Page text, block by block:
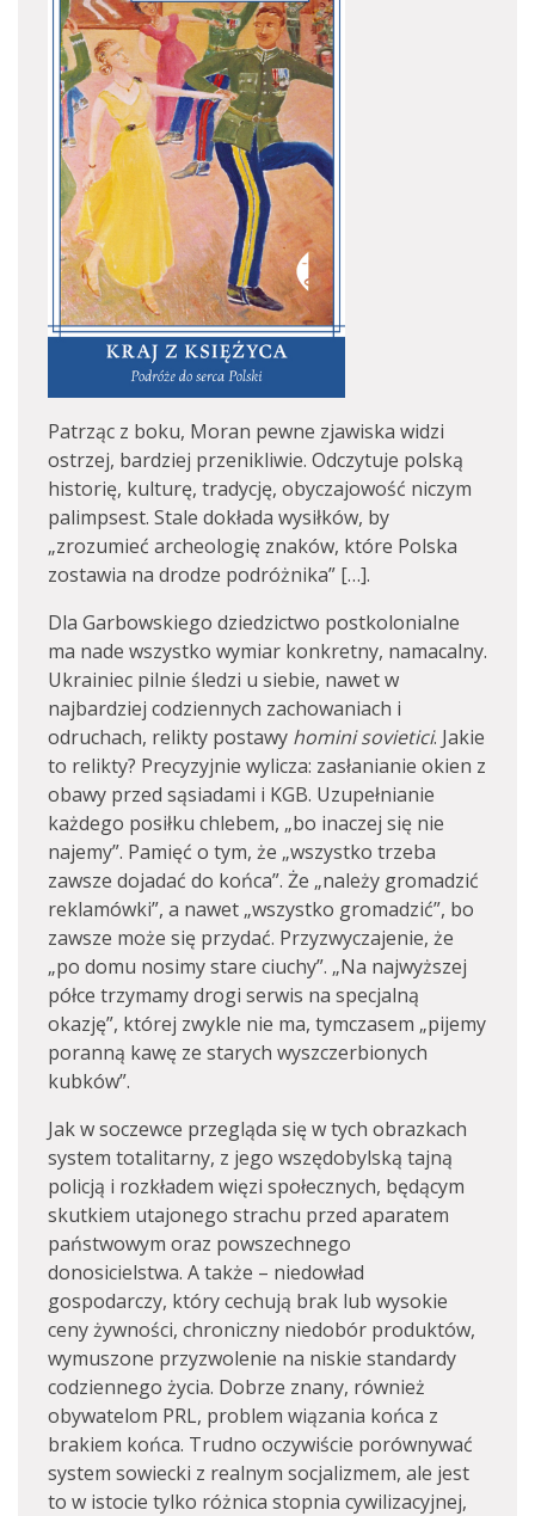
Patrząc z boku, Moran pewne zjawiska widzi
ostrzej, bardziej przenikliwie. Odczytuje polską
historię, kulturę, tradycję, obyczajowość niczym
palimpsest. Stale dokłada wysiłków, by
„zrozumieć archeologię znaków, które Polska
zostawia na drodze podróżnika” […].
Dla Garbowskiego dziedzictwo postkolonialne
ma nade wszystko wymiar konkretny, namacalny.
Ukrainiec pilnie śledzi u siebie, nawet w
najbardziej codziennych zachowaniach i
odruchach, relikty postawy homini sovietici. Jakie
to relikty? Precyzyjnie wylicza: zasłanianie okien z
obawy przed sąsiadami i KGB. Uzupełnianie
każdego posiłku chlebem, „bo inaczej się nie
najemy”. Pamięć o tym, że „wszystko trzeba
zawsze dojadać do końca”. Że „należy gromadzić
reklamówki”, a nawet „wszystko gromadzić”, bo
zawsze może się przydać. Przyzwyczajenie, że
„po domu nosimy stare ciuchy”. „Na najwyższej
półce trzymamy drogi serwis na specjalną
okazję”, której zwykle nie ma, tymczasem „pijemy
poranną kawę ze starych wyszczerbionych
kubków”.
Jak w soczewce przegląda się w tych obrazkach
system totalitarny, z jego wszędobylską tajną
policją i rozkładem więzi społecznych, będącym
skutkiem utajonego strachu przed aparatem
państwowym oraz powszechnego
donosicielstwa. A także – niedowład
gospodarczy, który cechują brak lub wysokie
ceny żywności, chroniczny niedobór produktów,
wymuszone przyzwolenie na niskie standardy
codziennego życia. Dobrze znany, również
obywatelom PRL, problem wiązania końca z
brakiem końca. Trudno oczywiście porównywać
system sowiecki z realnym socjalizmem, ale jest
to w istocie tylko różnica stopnia cywilizacyjnej,